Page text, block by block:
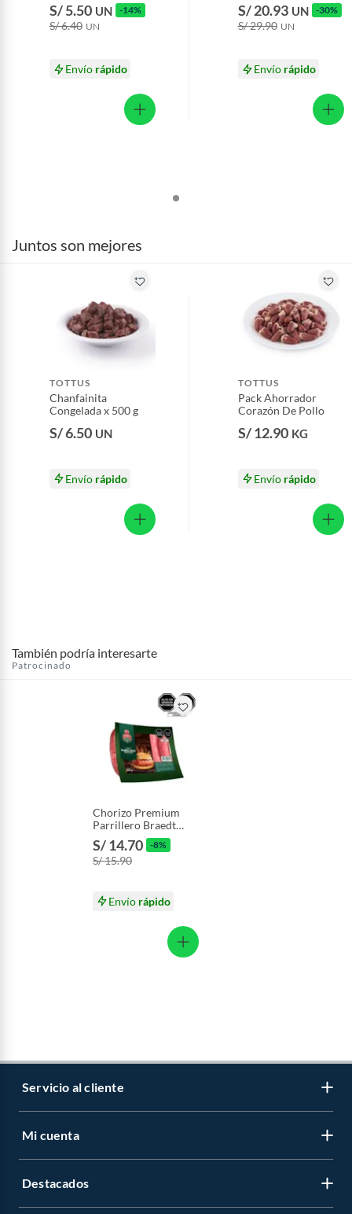
S/ 5.50 UN -14%
S/ 6.40 UN
Envío rápido
S/ 20.93 UN -30%
S/ 29.90 UN
Envío rápido
Juntos son mejores
TOTTUS
Chanfainita
Congelada x 500 g
S/ 6.50 UN
Envío rápido
TOTTUS
Pack Ahorrador
Corazón De Pollo
S/ 12.90 KG
Envío rápido
También podría interesarte
Patrocinado
Chorizo Premium
Parrillero Braedt
Empaque 500 g
S/ 14.70 -8%
S/ 15.90
Envío rápido
Servicio al cliente
Libro de reclamaciones
Mi cuenta
Regístrate
Destacados